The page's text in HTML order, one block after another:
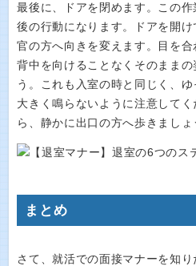
最後に、ドアを閉めます。この
後の行動になります。ドアを開
官の方へ向きを変えます。目を合
背中を向けることなくそのまま
う。これも入室の時と同じく、
大きく鳴らないように注意して
ら、静かに出口の方へ歩きましょ
まとめ
さて、就活での面接マナーを知